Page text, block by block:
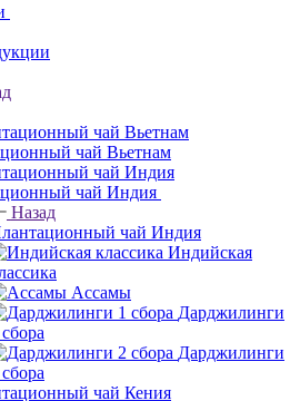
чай Вьетнам
чай Индия
Назад
чай Индия
Индийская
Ассамы
Дарджилинги
Дарджилинги